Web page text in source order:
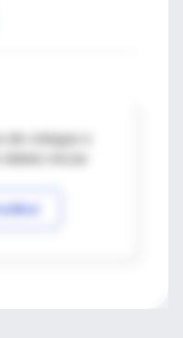
de colegas o